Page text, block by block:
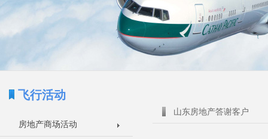
飞行活动
房地产商场活动
山东房地产答谢客户